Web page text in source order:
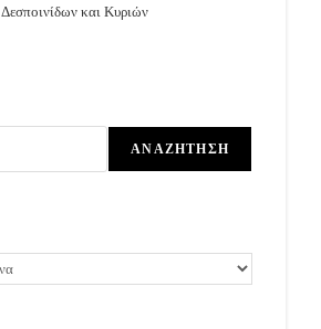
Δεσποινίδων και Κυριών
ΑΝΑΖΉΤΗΣΗ